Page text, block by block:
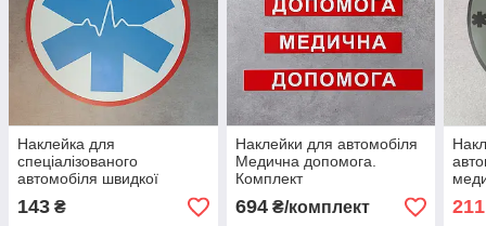
Наклейка для
спеціалізованого
автомобіля швидкої
допомоги
143 ₴
Наклейки для автомобіля
Медична допомога.
Комплект
694₴/комплект